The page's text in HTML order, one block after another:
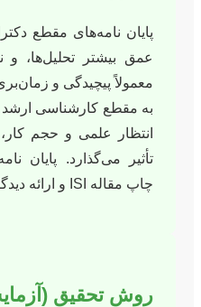
پایان نامه‌های مقطع
عمق بیشتر تحلیل‌ها، و
معمولاً پیچیدگی و
به مقطع کارشناسی ارشد
انتظار علمی و حجم
تأثیر می‌گذارد. پایان
چاپ مقاله ISI و ارائه دیدگاه‌های نظری جدید هستند.
روش تحقیق